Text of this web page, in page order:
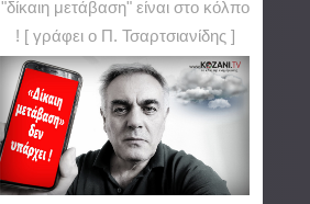
"δίκαιη μετάβαση" είναι στο κόλπο
! [ γράφει ο Π. Τσαρτσιανίδης ]